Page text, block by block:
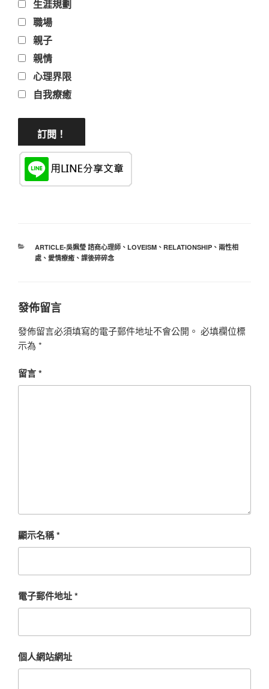
生涯規劃
職場
親子
親情
心理界限
自我療癒
分
類
ARTICLE-吳姵瑩 諮商心理師、 LOVEISM、 RELATIONSHIP、 兩性相
處、 愛情療癒、 課後碎碎念
發佈留言
發佈留言必須填寫的電子郵件地址不會公開。 必填欄位標
示為 *
留言*
顯示名稱*
電子郵件地址*
個人網站網址